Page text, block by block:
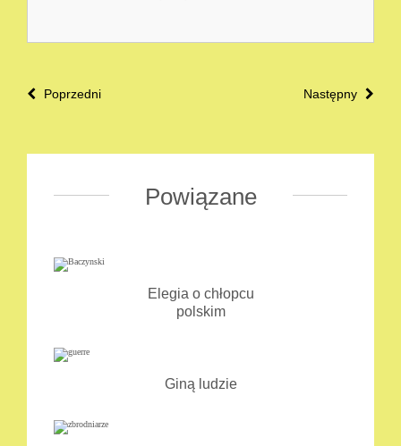
Następny
Poprzedni
Powiązane
Elegia o chłopcu
polskim
Giną ludzie